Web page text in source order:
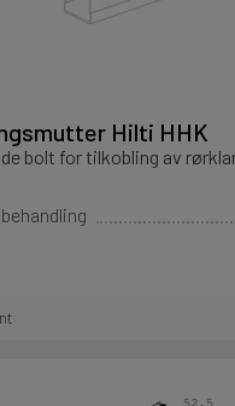
Hilti HHK
bolt for tilkobling av